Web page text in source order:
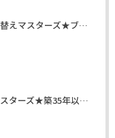
広島市の外壁塗装★塗替えマスターズ★ブログ「初めて家を手入れするのに」
㈱室田工業★塗替えマスターズ★築35年以上のお宅の施工事例